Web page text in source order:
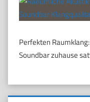
Perfekten
Soundbar zuhause